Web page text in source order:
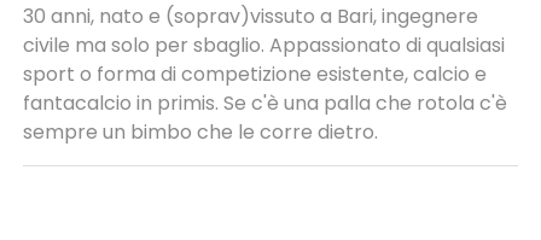
30 anni, nato e (soprav)vissuto a Bari, ingegnere
civile ma solo per sbaglio. Appassionato di qualsiasi
sport o forma di competizione esistente, calcio e
fantacalcio in primis. Se c'è una palla che rotola c'è
sempre un bimbo che le corre dietro.